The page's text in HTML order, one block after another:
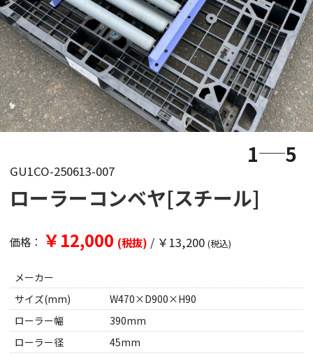
1 5
GU1CO-250613-007
ローラーコンベヤ[スチール]
価格： ￥12,000 (税抜) / ￥13,200 (税込)
メーカー
サイズ(mm)
W470×D900×H90
ローラー幅
390mm
ローラー径
45mm